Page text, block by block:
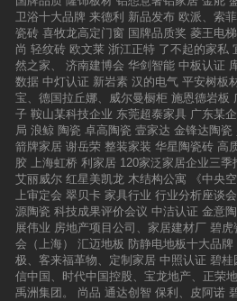
卫浴十大品牌 来德利 新品发布 欧派、索
瓷砖 喜牧龙高定门窗 国牌品质奖 菱王电梯
尚 轻纹砖 欧文莱 浙江正特 了不起的家私
然之家、
济南建博会 华剑智能 中板认证
数据 中灯认证 新岩素 汉的电气 平安树板
宝、德国拉丘娜、威尔曼橱柜 施恩德岩板
子 鞍山某科技企业 东莞超泰家具 广东某
局 浪鲸 陶瓷 卓高陶瓷 壹家达 金锋达陶瓷
箭牌家居 谢岳荣 整装家装 华星陶瓷砖 高
胶 上海虹桥 利家居 120家泛家居企业三季
艾丽威尔 红星美凯龙 木结构公寓
《中央
上审定会 翠贝卡 家具行业 行业分析座谈会
源陶瓷 科技成果评价会议 中洁认证 金意陶
展伟业 房地产项目公司、家居建材厂 碧虎
会（上海）
汇迈地板 防静电地板十大品牌
极、客来福革物、定制家居 中照认证 碧桂
信中国、时代中国控股、宝龙地产、正荣
禹洲集团。
尚品 通达创智 保利、皮阿诺